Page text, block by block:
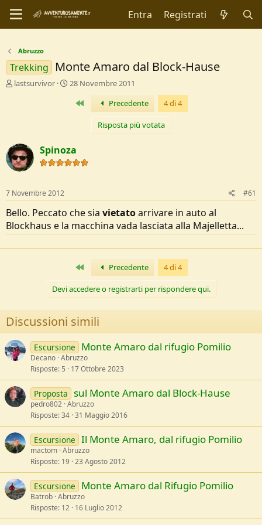
Entra Registrati
Abruzzo
Trekking Monte Amaro dal Block-Hause
C
r
e
D
s
c
u
s
s
o
lastsurvivor
D
I
n
i
o
28 Novembre 2011
Primo Precedente 4 di 4
Risposta più votata
Spinoza
7 Novembre 2012 #61
Bello. Peccato che sia vietatoarrivare in auto al
Blockhaus e la macchina vada lasciata alla Majelletta...
Primo Precedente 4 di 4
Devi accedere o registrarti per rispondere qui.
Discussioni simili
Escursione Monte Amaro dal rifugio Pomilio
Decano Abruzzo
Risposte 5 17 Ottobre 2023
Proposta sul Monte Amaro dal Block-Hause
pedro802 Abruzzo
Risposte 34 31 Maggio 2016
Escursione Il Monte Amaro, dal rifugio Pomilio
mactom Abruzzo
Risposte 19 23 Agosto 2012
Escursione Monte Amaro dal Rifugio Pomilio
Batrob Abruzzo
Risposte 12 16 Luglio 2012